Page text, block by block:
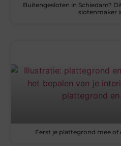
Buitengesloten in Schiedam?
slotenmaker
Eerst je plattegrond mee of